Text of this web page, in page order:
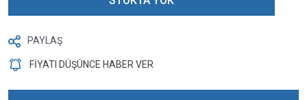
PAYLAŞ
FİYATI DÜŞÜNCE HABER VER